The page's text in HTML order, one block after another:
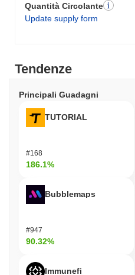
Quantità Circolante
Update supply form
Tendenze
Principali Guadagni
TUTORIAL
#168
186.1%
Bubblemaps
#947
90.32%
Immunefi